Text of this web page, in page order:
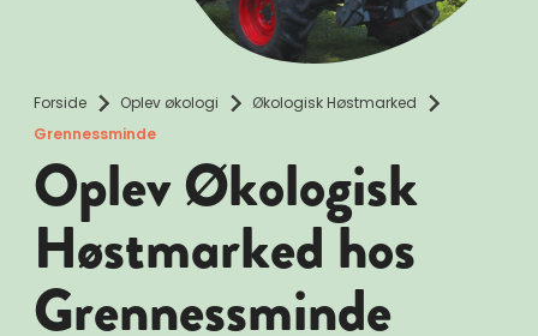
Forside Oplev økologi
Økologisk Høstmarked
Grennessminde
Oplev Økologisk
Høstmarked hos
Grennessminde